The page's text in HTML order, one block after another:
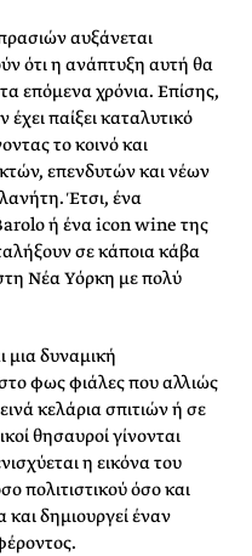
αυξάνεται
ότι η ανάπτυξη αυτή θα
επόμενα χρόνια. Επίσης,
παίξει καταλυτικό
το κοινό και
επενδυτών και νέων
Έτσι, ένα
ή ένα icon wine της
σε κάποια κάβα
Νέα Υόρκη με πολύ
μια δυναμική
φως φιάλες που αλλιώς
κελάρια σπιτιών ή σε
θησαυροί γίνονται
η εικόνα του
πολιτιστικού όσο και
και δημιουργεί έναν